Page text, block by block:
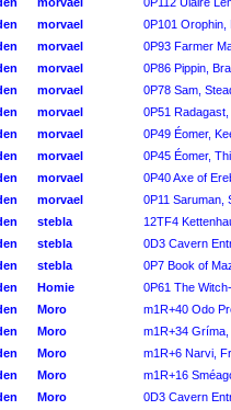
morvael
0P101 Orophin,
morvael
0P93 Farmer
morvael
0P86 Pippin,
morvael
0P78 Sam,
morvael
0P51
morvael
0P49 Éomer,
morvael
0P45 Éomer,
morvael
0P40 Axe of
morvael
0P11 Saruman,
stebla
12TF4
stebla
0D3 Cavern
stebla
0P7 Book of
Homie
0P61 The
Moro
m1R+40 Odo
Moro
m1R+34
Moro
m1R+6 Narvi,
Moro
m1R+16
Moro
0D3 Cavern